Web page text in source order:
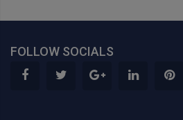
FOLLOW SOCIALS